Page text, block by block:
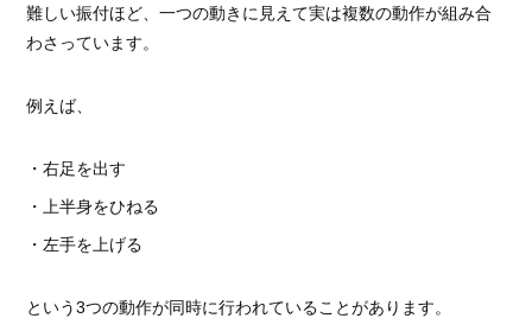
難しい振付ほど、一つの動きに見えて実は複数の動作が組み合
わさっています。
例えば、
・右足を出す
・上半身をひねる
・左手を上げる
という3つの動作が同時に行われていることがあります。